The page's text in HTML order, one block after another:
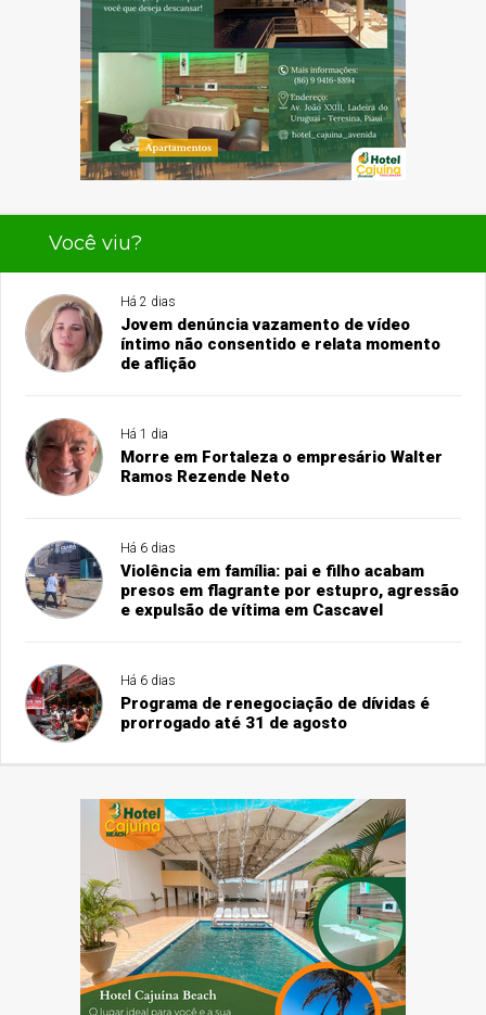
Você viu?
Há 2 dias
Jovem denúncia vazamento de vídeo
íntimo não consentido e relata momento
de aflição
Há 1 dia
Morre em Fortaleza o empresário Walter
Ramos Rezende Neto
Há 6 dias
Violência em família: pai e filho acabam
presos em flagrante por estupro, agressão
e expulsão de vítima em Cascavel
Há 6 dias
Programa de renegociação de dívidas é
prorrogado até 31 de agosto